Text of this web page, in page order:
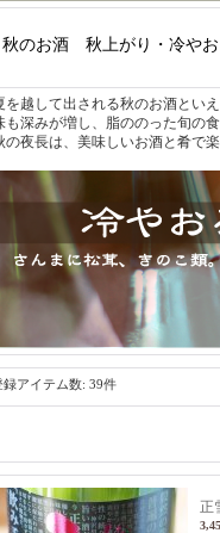
秋のお酒 秋上がり・冷やお
を越して出される秋のお酒とい
も深みが増し、脂ののった旬の
の夜長は、美味しいお酒と肴で
録アイテム数: 39件
正